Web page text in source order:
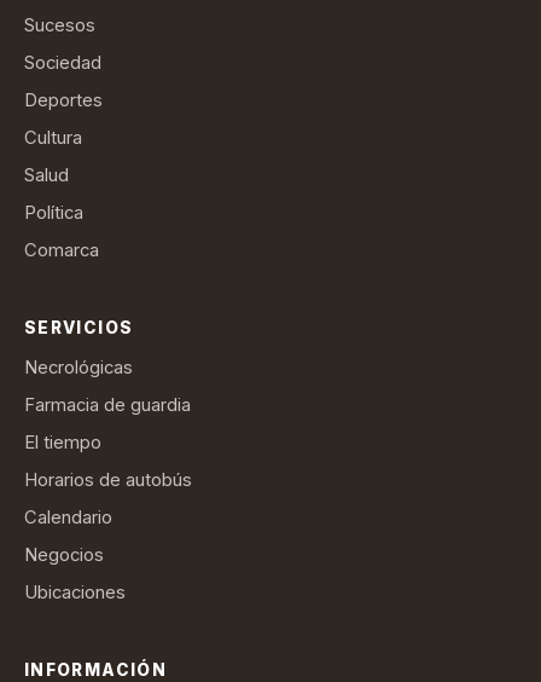
Sucesos
Sociedad
Deportes
Cultura
Salud
Política
Comarca
SERVICIOS
Necrológicas
Farmacia de guardia
El tiempo
Horarios de autobús
Calendario
Negocios
Ubicaciones
INFORMACIÓN